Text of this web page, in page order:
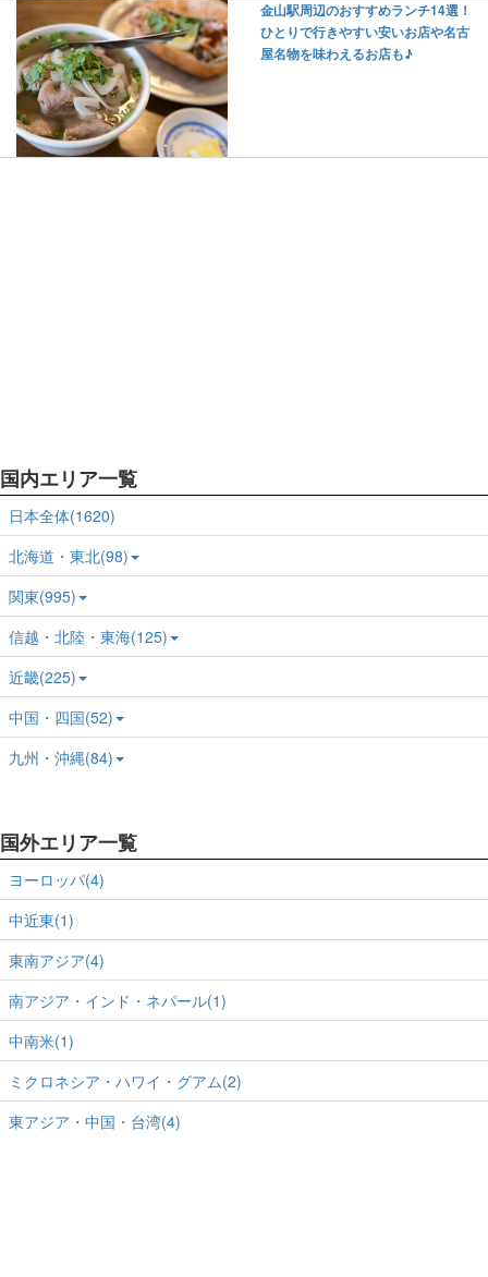
金山駅周辺のおすすめランチ14選！
ひとりで行きやすい安いお店や名古
屋名物を味わえるお店も♪
国内エリア一覧
日本全体(1620)
北海道・東北(98)
関東(995)
信越・北陸・東海(125)
近畿(225)
中国・四国(52)
九州・沖縄(84)
国外エリア一覧
ヨーロッパ(4)
中近東(1)
東南アジア(4)
南アジア・インド・ネパール(1)
中南米(1)
ミクロネシア・ハワイ・グアム(2)
東アジア・中国・台湾(4)